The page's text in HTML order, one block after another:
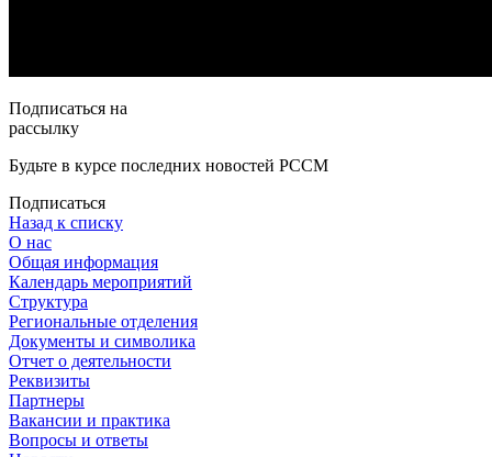
Подписаться на
рассылку
Будьте в курсе последних новостей РССМ
Подписаться
Назад к списку
О нас
Общая информация
Календарь мероприятий
Структура
Региональные отделения
Документы и символика
Отчет о деятельности
Реквизиты
Партнеры
Вакансии и практика
Вопросы и ответы